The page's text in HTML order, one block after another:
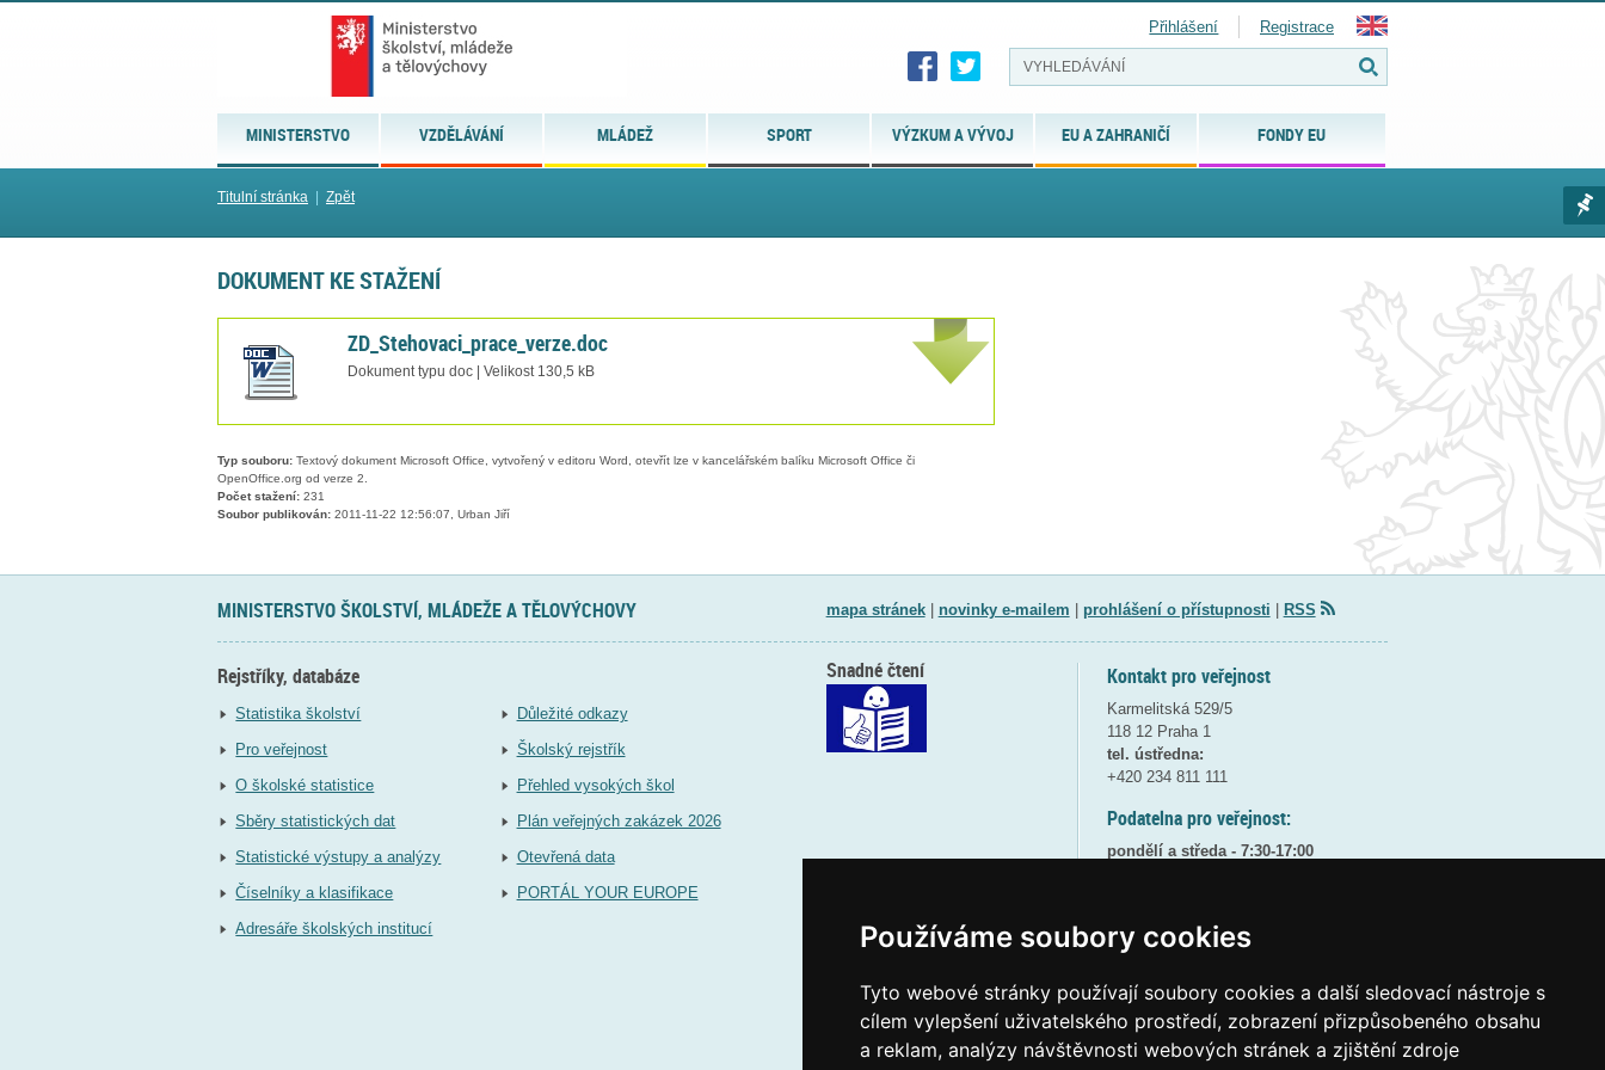
Používáme soubory cookies
Tyto webové stránky používají soubory cookies a další sledovací nástroje s
cílem vylepšení uživatelského prostředí, zobrazení přizpůsobeného obsahu
a reklam, analýzy návštěvnosti webových stránek a zjištění zdroje
MINISTERSTVO VZDĚLÁVÁNÍ MLÁDEŽ SPORT VÝZKUM A VÝVOJ EU A ZAHRANIČÍ FONDY EU
Přihlášení Registrace
Titulní stránka Zpět
DOKUMENT KE STAŽENÍ
ZD_Stehovaci_prace_verze.doc
Dokument typu doc | Velikost 130,5 kB
Typ souboru: Textový dokument Microsoft Office, vytvořený v editoru Word, otevřít lze v kancelářském balíku Microsoft Office či
OpenOffice.org od verze 2.
Počet stažení: 231
Soubor publikován: 2011-11-22 12:56:07, Urban Jiří
MINISTERSTVO ŠKOLSTVÍ, MLÁDEŽE A TĚLOVÝCHOVY mapa stránek| novinky e-mailem prohlášení o přístupnosti RSS
Rejstříky, databáze
Statistika školství
Pro veřejnost
O školské statistice
Sběry statistických dat
Statistické výstupy a analýzy
Číselníky a klasifikace
Adresáře školských institucí
Důležité odkazy
Školský rejstřík
Přehled vysokých škol
Plán veřejných zakázek 2026
Otevřená data
PORTÁL YOUR EUROPE
Kontakt pro veřejnost
Karmelitská 529/5
118 12 Praha 1
tel. ústředna:
+420 234 811 111
Podatelna pro veřejnost:
pondělí a středa - 7:30-17:00
8:30 - 9:30 - bezpečnostní přestávka
Elektronická podatelna:
posta@msmtgov cz
Snadné čtení